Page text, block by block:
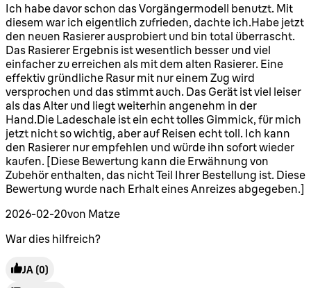
5 Sterne von maximal 5
Ich habe davor schon das Vorgängermodell benutzt. Mit
diesem war ich eigentlich zufrieden, dachte ich.Habe jetzt
den neuen Rasierer ausprobiert und bin total überrascht.
Das Rasierer Ergebnis ist wesentlich besser und viel
einfacher zu erreichen als mit dem alten Rasierer. Eine
effektiv gründliche Rasur mit nur einem Zug wird
versprochen und das stimmt auch. Das Gerät ist viel leiser
als das Alter und liegt weiterhin angenehm in der
Hand.Die Ladeschale ist ein echt tolles Gimmick, für mich
jetzt nicht so wichtig, aber auf Reisen echt toll. Ich kann
den Rasierer nur empfehlen und würde ihn sofort wieder
kaufen. [Diese Bewertung kann die Erwähnung von
Zubehör enthalten, das nicht Teil Ihrer Bestellung ist. Diese
Bewertung wurde nach Erhalt eines Anreizes abgegeben.]
2026-02-20von Matze
War dies hilfreich?
JA (0)